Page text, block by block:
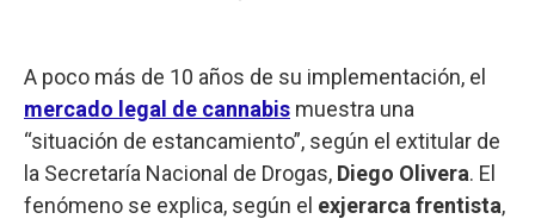
A poco más de 10 años de su implementación, el
mercado legal de cannabis muestra una
“situación de estancamiento”, según el extitular de
la Secretaría Nacional de Drogas, Diego Olivera. El
fenómeno se explica, según el exjerarca frentista,